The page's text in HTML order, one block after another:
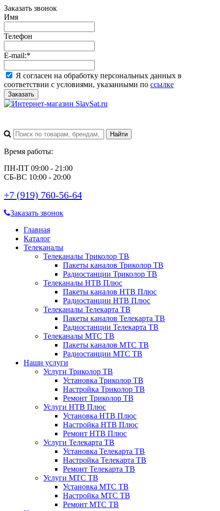
Заказать звонок
Имя
Телефон
E-mail:*
Я согласен на обработку персональных данных в
соответствии с условиями, указанными по ссылке
Заказать
Время работы:
ПН-ПТ 09:00 - 21:00
СБ-ВС 10:00 - 20:00
+7 (919) 760-56-64
Заказать звонок
Главная
Каталог
Телеканалы
Телеканалы Триколор ТВ
Пакеты каналов Триколор ТВ
Радиостанции Триколор ТВ
Телеканалы НТВ Плюс
Пакеты каналов НТВ Плюс
Радиостанции НТВ Плюс
Телеканалы Телекарта ТВ
Пакеты каналов Телекарта ТВ
Радиостанции Телекарта ТВ
Телеканалы МТС ТВ
Пакеты каналов МТС ТВ
Радиостанции МТС ТВ
Наши услуги
Услуги Триколор ТВ
Установка Триколор ТВ
Настройка Триколор ТВ
Ремонт Триколор ТВ
Услуги НТВ Плюс
Установка НТВ Плюс
Настройка НТВ Плюс
Ремонт НТВ Плюс
Услуги Телекарта ТВ
Установка Телекарта ТВ
Настройка Телекарта ТВ
Ремонт Телекарта ТВ
Услуги МТС ТВ
Установка МТС ТВ
Настройка МТС ТВ
Ремонт МТС ТВ